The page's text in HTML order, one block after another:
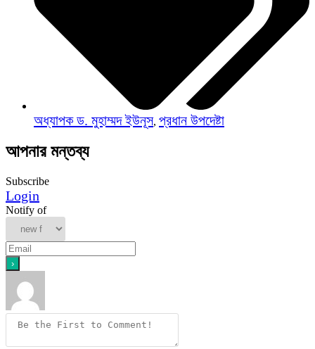
অধ্যাপক ড. মুহাম্মদ ইউনূস, প্রধান উপদেষ্টা
আপনার মন্তব্য
Subscribe
Login
Notify of